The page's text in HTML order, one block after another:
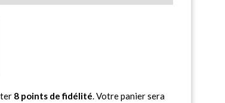
8 points de fidélité . Votre panier sera